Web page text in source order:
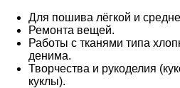
Для пошива лёгкой и
Ремонта вещей.
Работы с тканями типа
денима.
Творчества и рукоделия
куклы).